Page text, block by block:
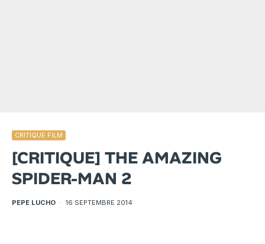
CRITIQUE FILM
[CRITIQUE] THE AMAZING
SPIDER-MAN 2
PEPE LUCHO · 16 SEPTEMBRE 2014